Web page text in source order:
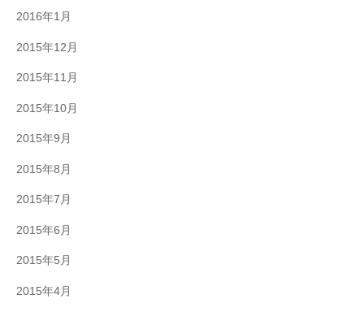
2016年1月
2015年12月
2015年11月
2015年10月
2015年9月
2015年8月
2015年7月
2015年6月
2015年5月
2015年4月